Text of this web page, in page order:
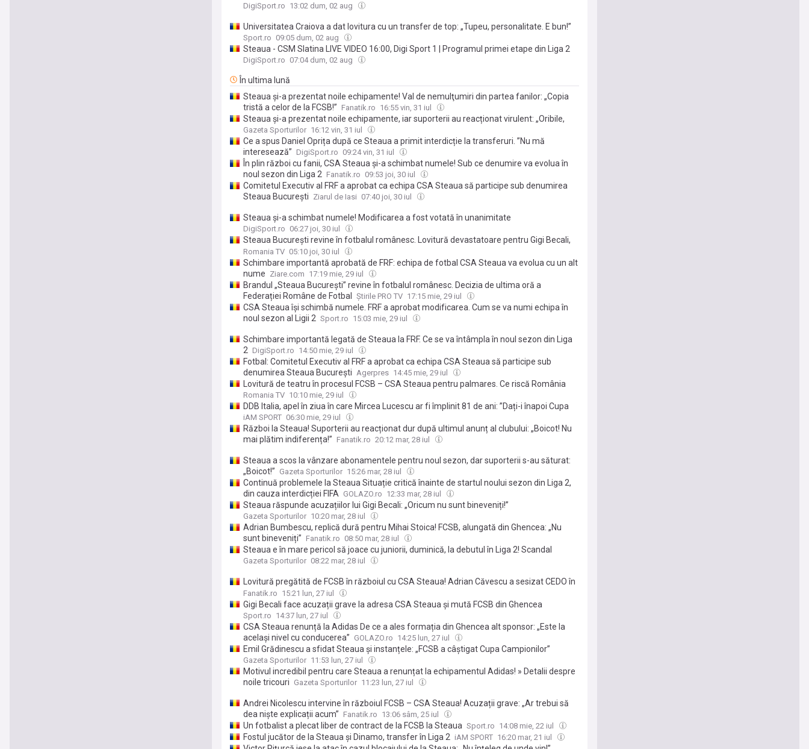
DigiSport.ro 13:02 dum, 02 aug
Universitatea Craiova a dat lovitura cu un transfer de top: „Tupeu, personalitate. E bun!”
Sport.ro 09:05 dum, 02 aug
Steaua - CSM Slatina LIVE VIDEO 16:00, Digi Sport 1 | Programul primei etape din Liga 2
DigiSport.ro 07:04 dum, 02 aug
În ultima lună
Steaua şi-a prezentat noile echipamente! Val de nemulţumiri din partea fanilor: „Copia
tristă a celor de la FCSB!” Fanatik.ro 16:55 vin, 31 iul
Steaua și-a prezentat noile echipamente, iar suporterii au reacționat virulent: „Oribile,
exact ca și conducerea!” + „O copie tristă a echipamentului FCSB”
Gazeta Sporturilor 16:12 vin, 31 iul
Ce a spus Daniel Oprița după ce Steaua a primit interdicție la transferuri. ”Nu mă
interesează” DigiSport.ro 09:24 vin, 31 iul
În plin război cu fanii, CSA Steaua și-a schimbat numele! Sub ce denumire va evolua în
noul sezon din Liga 2 Fanatik.ro 09:53 joi, 30 iul
Comitetul Executiv al FRF a aprobat ca echipa CSA Steaua să participe sub denumirea
Steaua București Ziarul de Iasi 07:40 joi, 30 iul
Steaua și-a schimbat numele! Modificarea a fost votată în unanimitate
DigiSport.ro 06:27 joi, 30 iul
Steaua București revine în fotbalul românesc. Lovitură devastatoare pentru Gigi Becali,
decizie de ultima oră luată de FRF
Romania TV 05:10 joi, 30 iul
Schimbare importantă aprobată de FRF: echipa de fotbal CSA Steaua va evolua cu un alt
nume Ziare.com 17:19 mie, 29 iul
Brandul „Steaua București” revine în fotbalul românesc. Decizia de ultima oră a
Federației Române de Fotbal
Știrile PRO TV 17:15 mie, 29 iul
CSA Steaua își schimbă numele. FRF a aprobat modificarea. Cum se va numi echipa în
noul sezon al Ligii 2 Sport.ro 15:03 mie, 29 iul
Schimbare importantă legată de Steaua la FRF. Ce se va întâmpla în noul sezon din Liga
2 DigiSport.ro 14:50 mie, 29 iul
Fotbal: Comitetul Executiv al FRF a aprobat ca echipa CSA Steaua să participe sub
denumirea Steaua București Agerpres 14:45 mie, 29 iul
Lovitură de teatru în procesul FCSB – CSA Steaua pentru palmares. Ce riscă România
Romania TV 10:10 mie, 29 iul
DDB Italia, apel în ziua în care Mircea Lucescu ar fi împlinit 81 de ani: ”Dați-i înapoi Cupa
furată de Valentin Ceaușescu”
iAM SPORT 06:30 mie, 29 iul
Război la Steaua! Suporterii au reacționat dur după ultimul anunț al clubului: „Boicot! Nu
mai plătim indiferența!” Fanatik.ro 20:12 mar, 28 iul
Steaua a scos la vânzare abonamentele pentru noul sezon, dar suporterii s-au săturat:
„Boicot!” Gazeta Sporturilor 15:26 mar, 28 iul
Continuă problemele la Steaua Situație critică înainte de startul noului sezon din Liga 2,
din cauza interdicției FIFA GOLAZO.ro 12:33 mar, 28 iul
Steaua răspunde acuzațiilor lui Gigi Becali: „Oricum nu sunt bineveniți!”
Gazeta Sporturilor 10:20 mar, 28 iul
Adrian Bumbescu, replică dură pentru Mihai Stoica! FCSB, alungată din Ghencea: „Nu
sunt bineveniți” Fanatik.ro 08:50 mar, 28 iul
Steaua e în mare pericol să joace cu juniorii, duminică, la debutul în Liga 2! Scandal
incredibil în culise: apare numele Anamariei Prodan
Gazeta Sporturilor 08:22 mar, 28 iul
Lovitură pregătită de FCSB în războiul cu CSA Steaua! Adrian Căvescu a sesizat CEDO în
procesul pentru palmares: „România poate fi condamnată”
Fanatik.ro 15:21 lun, 27 iul
Gigi Becali face acuzații grave la adresa CSA Steaua și mută FCSB din Ghencea
Sport.ro 14:37 lun, 27 iul
CSA Steaua renunță la Adidas De ce a ales formația din Ghencea alt sponsor: „Este la
același nivel cu conducerea” GOLAZO.ro 14:25 lun, 27 iul
Emil Grădinescu a sfidat Steaua și instanțele: „FCSB a câștigat Cupa Campionilor”
Gazeta Sporturilor 11:53 lun, 27 iul
Motivul incredibil pentru care Steaua a renunțat la echipamentul Adidas! » Detalii despre
noile tricouri Gazeta Sporturilor 11:23 lun, 27 iul
Andrei Nicolescu intervine în războiul FCSB – CSA Steaua! Acuzații grave: „Ar trebui să
dea niște explicații acum” Fanatik.ro 13:06 sâm, 25 iul
Un fotbalist a plecat liber de contract de la FCSB la Steaua Sport.ro 14:08 mie, 22 iul
Fostul jucător de la Steaua și Dinamo, transfer în Liga 2 iAM SPORT 16:20 mar, 21 iul